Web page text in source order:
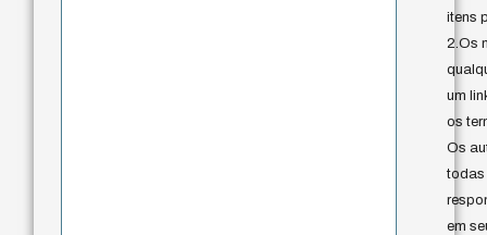
itens
2.Os
um
os
Os
todas
em